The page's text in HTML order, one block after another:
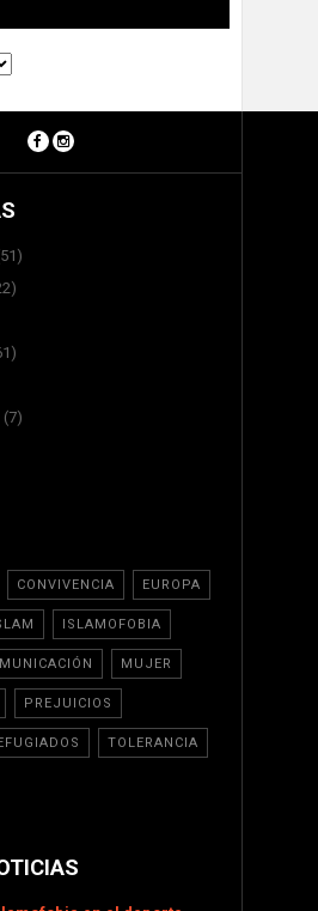
(7)
CONVIVENCIA EUROPA
ISLAMOFOBIA
MUJER
PREJUICIOS
TOLERANCIA